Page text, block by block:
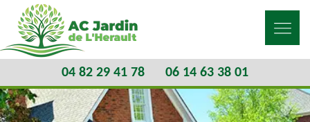
04 82 29 41 78 06 14 63 38 01